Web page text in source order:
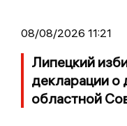
08/08/2026 11:21
Липецкий
декларации о
областной